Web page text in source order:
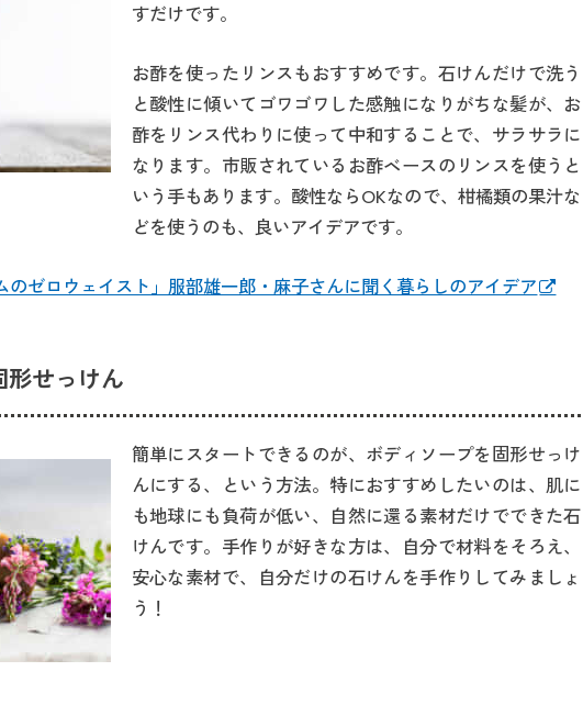
すだけです。
お酢を使ったリンスもおすすめです。石けんだけで洗う
と酸性に傾いてゴワゴワした感触になりがちな髪が、お
酢をリンス代わりに使って中和することで、サラサラに
なります。市販されているお酢ベースのリンスを使うと
いう手もあります。酸性ならOKなので、柑橘類の果汁な
どを使うのも、良いアイデアです。
のゼロウェイスト」服部雄一郎・麻子さんに聞く暮らしのアイデア
形せっけん
簡単にスタートできるのが、ボディソープを固形せっけ
んにする、という方法。特におすすめしたいのは、肌に
も地球にも負荷が低い、自然に還る素材だけでできた石
けんです。手作りが好きな方は、自分で材料をそろえ、
安心な素材で、自分だけの石けんを手作りしてみましょ
う！